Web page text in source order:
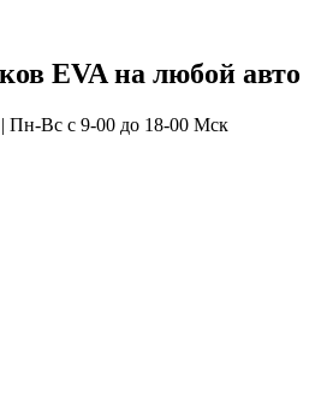
EVA ​на любой авто
Пн-Вс с 9-00 до 18-00 Мск